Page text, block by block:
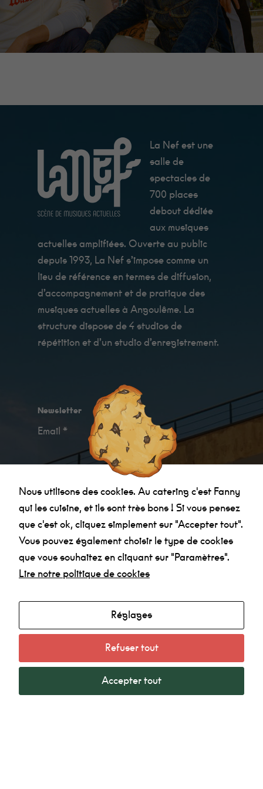
La Nef est une
salle de
spectacles de
700 places
debout dédiée
aux musiques
actuelles amplifiées. Ouverte au public
depuis 1993, La Nef s’impose comme un
lieu de référence en termes de diffusion,
d’accompagnement et de pratique des
musiques actuelles à Angoulême. La
structure dispose de 4 studios de
répétition et d’un studio d’enregistrement.
Newsletter
Email *
Je confirme avoir
pris connaissance des
informations relatives à la politique de
confidentialité
Nous utilisons des cookies. Au catering c'est Fanny
qui les cuisine, et ils sont très bons ! Si vous pensez
que c'est ok, cliquez simplement sur "Accepter tout".
Vous pouvez également choisir le type de cookies
que vous souhaitez en cliquant sur "Paramètres".
Lire notre politique de cookies
Réglages
Refuser tout
Accepter tout
site Web
fonctionne au
mieux lors de
votre visite. Si
vous refusez
En
partageant
vos intérêts et
votre
comportement
lorsque vous
visitez notre
site, vous
augmentez
de voir du
des offres
personnalisés.